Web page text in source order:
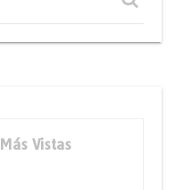
Más Vistas